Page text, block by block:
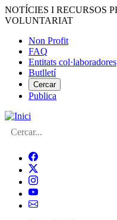
Vés
al
NOTÍCIES I RECURSOS
VOLUNTARIAT
Menú
del
compte
d'usuari
Non Profit
FAQ
Entitats col·laboradores
Butlletí
Cercar
Publica
Cerca